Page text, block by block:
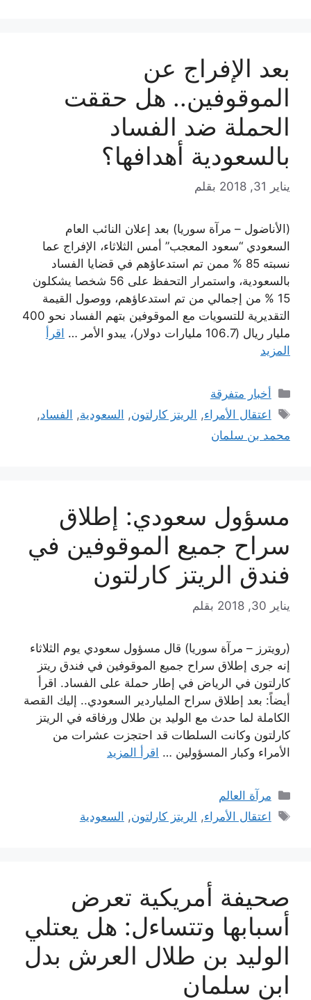
بعد الإفراج عن
الموقوفين.. هل حققت
الحملة ضد الفساد
بالسعودية أهدافها؟
يناير 31, 2018 بقلم
(الأناضول – مرآة سوريا) بعد إعلان النائب العام
السعودي “سعود المعجب” أمس الثلاثاء، الإفراج عما
نسبته 85 % ممن تم استدعاؤهم في قضايا الفساد
بالسعودية، واستمرار التحفظ على 56 شخصا يشكلون
15 % من إجمالي من تم استدعاؤهم، ووصول القيمة
التقديرية للتسويات مع الموقوفين بتهم الفساد نحو 400
مليار ريال (106.7 مليارات دولار)، يبدو الأمر …
اقرأ
المزيد
التصنيفات
أخبار متفرقة
الوسوم
اعتقال الأمراء, الريتز كارلتون, السعودية, الفساد,
محمد بن سلمان
مسؤول سعودي: إطلاق
سراح جميع الموقوفين في
فندق الريتز كارلتون
يناير 30, 2018 بقلم
(رويترز – مرآة سوريا) قال مسؤول سعودي يوم الثلاثاء
إنه جرى إطلاق سراح جميع الموقوفين في فندق ريتز
كارلتون في الرياض في إطار حملة على الفساد. اقرأ
أيضاً: بعد إطلاق سراح الملياردير السعودي.. إليك القصة
الكاملة لما حدث مع الوليد بن طلال ورفاقه في الريتز
كارلتون وكانت السلطات قد احتجزت عشرات من
الأمراء وكبار المسؤولين … اقرأ المزيد
التصنيفات
مرآة العالم
الوسوم
اعتقال الأمراء, الريتز كارلتون, السعودية
صحيفة أمريكية تعرض
أسبابها وتتساءل: هل يعتلي
الوليد بن طلال العرش بدل
ابن سلمان